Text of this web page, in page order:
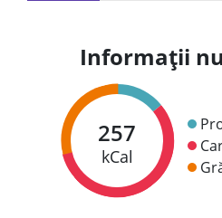
Informații
257
kCal